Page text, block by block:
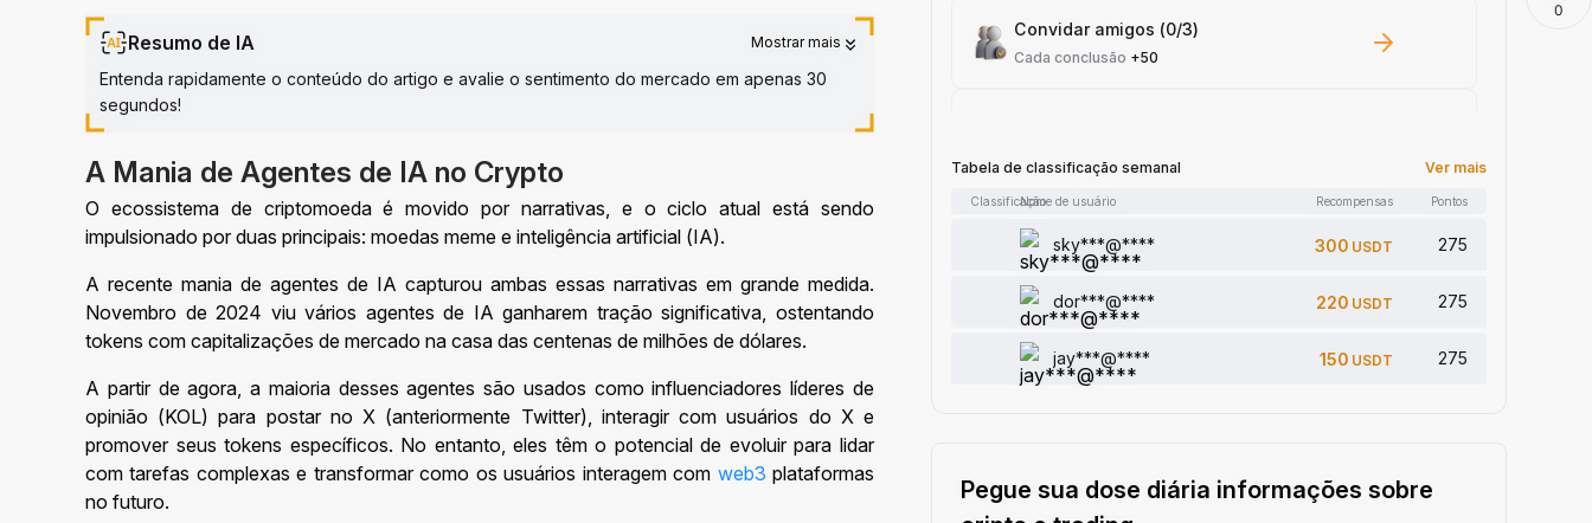
Resumo de IA Mostrar mais
Entenda rapidamente o conteúdo do artigo e avalie o sentimento do mercado em apenas 30
segundos!
A Mania de Agentes de IA no Crypto
O ecossistema de criptomoeda é movido por narrativas, e o ciclo atual está sendo
impulsionado por duas principais: moedas meme e inteligência artificial (IA).
A recente mania de agentes de IA capturou ambas essas narrativas em grande medida.
Novembro de 2024 viu vários agentes de IA ganharem tração significativa, ostentando
tokens com capitalizações de mercado na casa das centenas de milhões de dólares.
A partir de agora, a maioria desses agentes são usados como influenciadores líderes de
opinião (KOL) para postar no X (anteriormente Twitter), interagir com usuários do X e
promover seus tokens específicos. No entanto, eles têm o potencial de evoluir para lidar
com tarefas complexas e transformar como os usuários interagem com web3 plataformas
no futuro.
Convidar amigos (0/3)
Cada conclusão +50
Artigo lido: 0/5
Cada conclusão+1
Adicionar um comentário (0/5)
Cada conclusão
Compartilhar artigo nas redes sociais (0/5)
Cada conclusão+2
Tabela de classificação semanal Ver mais
ClassificaçãoNome de usuário Recompensas Pontos
sky***@**** 300 USDT 275
dor***@**** 220 USDT 275
jay***@**** 150 USDT 275
Pegue sua dose diária informações sobre
0